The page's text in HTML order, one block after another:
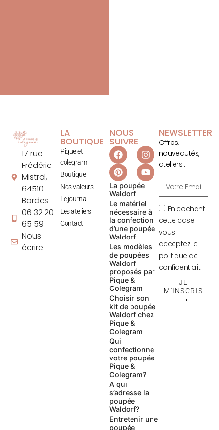
17 rue
Frédéric
Mistral,
64510
Bordes
06 32 20
65 59
Nous
écrire
LA
BOUTIQUE
Pique et
colegram
Boutique
Nos valeurs
Le journal
Les ateliers
Contact
NOUS
SUIVRE
La poupée
Waldorf
Le matériel
nécessaire à
la confection
d’une poupée
Waldorf
Les modèles
de poupées
Waldorf
proposés par
Pique &
Colegram
Choisir son
kit de poupée
Waldorf chez
Pique &
Colegram
Qui
confectionne
votre poupée
Pique &
Colegram?
A qui
s’adresse la
poupée
Waldorf?
Entretenir une
poupée
NEWSLETTER
Offres,
nouveautés,
ateliers…
En cochant
cette case
vous
acceptez la
politique de
confidentialit
JE
M'INSCRIS
⟶